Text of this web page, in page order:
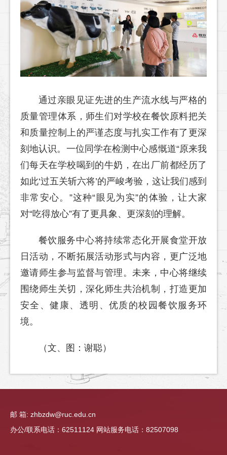
通过亲眼见证先进的生产流水线与严格的
质量管理体系，师生们对学校在餐饮原料把关
和质量控制上的严谨态度与扎实工作有了更深
刻地认识。一位同学在检测中心感慨道“原来我
们每天在学校喝到的牛奶，在出厂前都经历了
如此‘过五关斩六将’的严峻考验，这让我们感到
非常安心。”这种“眼见为实”的体验，让大家
对“吃得放心”有了更具象、更深刻的理解。
餐饮服务中心将持续常态化开展食堂开放
日活动，不断拓展活动形式与内容，更广泛地
邀请师生参与监督与管理。未来，中心将继续
围绕师生关切，深化师生共治机制，打造更加
安全、健康、透明、优质的校园餐饮服务环
境。
（文、图：谢聪）
邮 箱: zhbzdw@ruc.edu.cn
办公/联系电话：62511124 网站服务电话：82507098